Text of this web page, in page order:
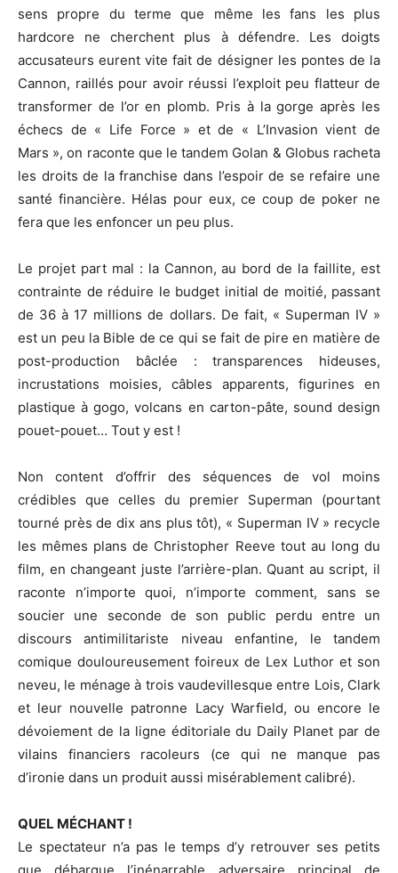
sens propre du terme que même les fans les plus
hardcore ne cherchent plus à défendre. Les doigts
accusateurs eurent vite fait de désigner les pontes de la
Cannon, raillés pour avoir réussi l’exploit peu flatteur de
transformer de l’or en plomb. Pris à la gorge après les
échecs de « Life Force » et de « L’Invasion vient de
Mars », on raconte que le tandem Golan & Globus racheta
les droits de la franchise dans l’espoir de se refaire une
santé financière. Hélas pour eux, ce coup de poker ne
fera que les enfoncer un peu plus.
Le projet part mal : la Cannon, au bord de la faillite, est
contrainte de réduire le budget initial de moitié, passant
de 36 à 17 millions de dollars. De fait, « Superman IV »
est un peu la Bible de ce qui se fait de pire en matière de
post-production bâclée : transparences hideuses,
incrustations moisies, câbles apparents, figurines en
plastique à gogo, volcans en carton-pâte, sound design
pouet-pouet… Tout y est !
Non content d’offrir des séquences de vol moins
crédibles que celles du premier Superman (pourtant
tourné près de dix ans plus tôt), « Superman IV » recycle
les mêmes plans de Christopher Reeve tout au long du
film, en changeant juste l’arrière-plan. Quant au script, il
raconte n’importe quoi, n’importe comment, sans se
soucier une seconde de son public perdu entre un
discours antimilitariste niveau enfantine, le tandem
comique douloureusement foireux de Lex Luthor et son
neveu, le ménage à trois vaudevillesque entre Lois, Clark
et leur nouvelle patronne Lacy Warfield, ou encore le
dévoiement de la ligne éditoriale du Daily Planet par de
vilains financiers racoleurs (ce qui ne manque pas
d’ironie dans un produit aussi misérablement calibré).
QUEL MÉCHANT !
Le spectateur n’a pas le temps d’y retrouver ses petits
que débarque l’inénarrable adversaire principal de